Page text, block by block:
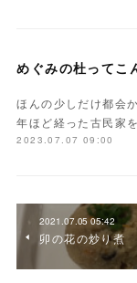
めぐみの杜ってこ
ほんの少しだけ都会
年ほど経った古民家
2023.07.07 09:00
2021.07.05 05:42
卯の花の炒り煮